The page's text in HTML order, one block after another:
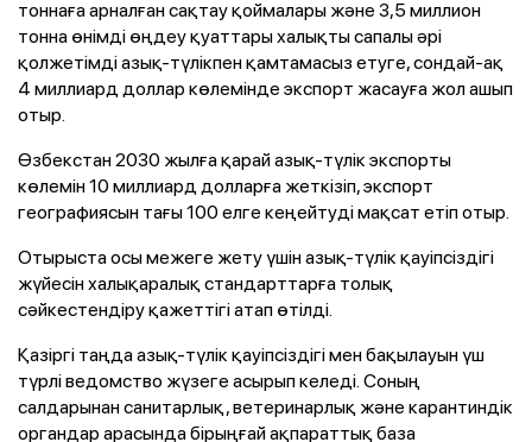
тоннаға арналған сақтау қоймалары және 3,5 миллион
тонна өнімді өңдеу қуаттары халықты сапалы әрі
қолжетімді азық-түлікпен қамтамасыз етуге, сондай-ақ
4 миллиард доллар көлемінде экспорт жасауға жол ашып
отыр.
Өзбекстан 2030 жылға қарай азық-түлік экспорты
көлемін 10 миллиард долларға жеткізіп, экспорт
географиясын тағы 100 елге кеңейтуді мақсат етіп отыр.
Отырыста осы межеге жету үшін азық-түлік қауіпсіздігі
жүйесін халықаралық стандарттарға толық
сәйкестендіру қажеттігі атап өтілді.
Қазіргі таңда азық-түлік қауіпсіздігі мен бақылауын үш
түрлі ведомство жүзеге асырып келеді. Соның
салдарынан санитарлық, ветеринарлық және карантиндік
органдар арасында бірыңғай ақпараттық база